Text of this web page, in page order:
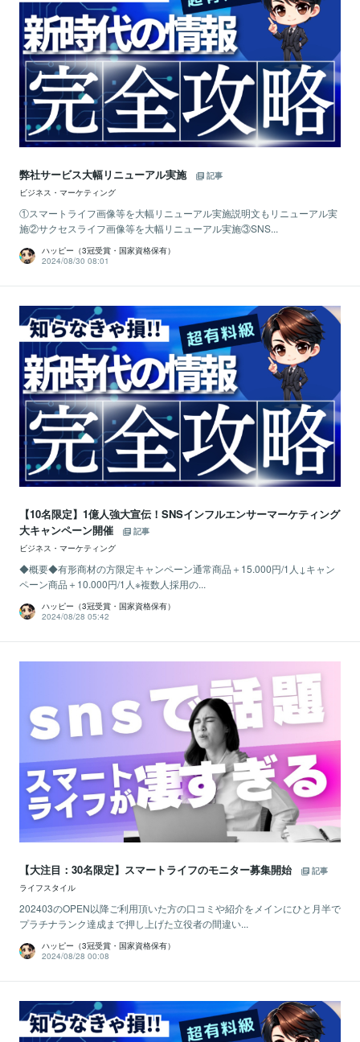
弊社サービス大幅リニューアル実施
記事
ビジネス・マーケティング
①スマートライフ画像等を大幅リニューアル実施説明文もリニューアル実
施②サクセスライフ画像等を大幅リニューアル実施③SNS...
ハッピー（3冠受賞・国家資格保有）
2024/08/30 08:01
【10名限定】1億人強大宣伝！SNSインフルエンサーマーケティング
大キャンペーン開催
記事
ビジネス・マーケティング
◆概要◆有形商材の方限定キャンペーン通常商品＋15.000円/1人↓キャン
ペーン商品＋10.000円/1人※複数人採用の...
ハッピー（3冠受賞・国家資格保有）
2024/08/28 05:42
【大注目：30名限定】スマートライフのモニター募集開始
記事
ライフスタイル
202403のOPEN以降ご利用頂いた方の口コミや紹介をメインにひと月半で
プラチナランク達成まで押し上げた立役者の間違い...
ハッピー（3冠受賞・国家資格保有）
2024/08/28 00:08